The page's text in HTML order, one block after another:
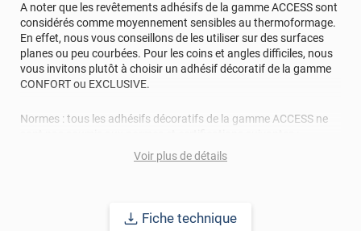
A noter que les revêtements adhésifs de la gamme ACCESS sont
considérés comme moyennement sensibles au thermoformage.
En effet, nous vous conseillons de les utiliser sur des surfaces
planes ou peu courbées. Pour les coins et angles difficiles, nous
vous invitons plutôt à choisir un adhésif décoratif de la gamme
CONFORT ou EXCLUSIVE.
Normes : tous les adhésifs décoratifs de la gamme ACCESS ne
classement au feu M1, CE, IMO, MED, RAIL, REACH, TCHIBO,
TABER TEST, VOC. N'hésitez pas à prendre connaissance de la
Voir plus de détails
Fiche technique